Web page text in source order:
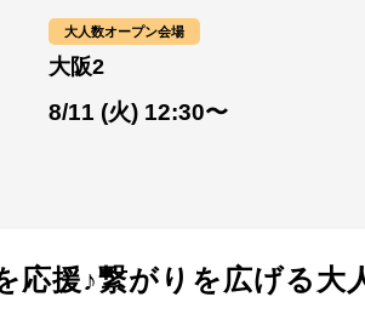
8/11 (火) 12:30〜
大人数オープン会場
大阪2
援♪繋がりを広げる大